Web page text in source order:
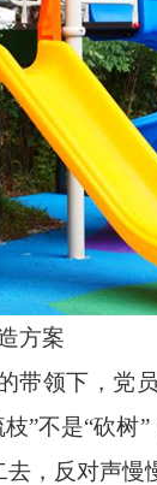
方案
带领下，党
”不是“砍
，反对声慢